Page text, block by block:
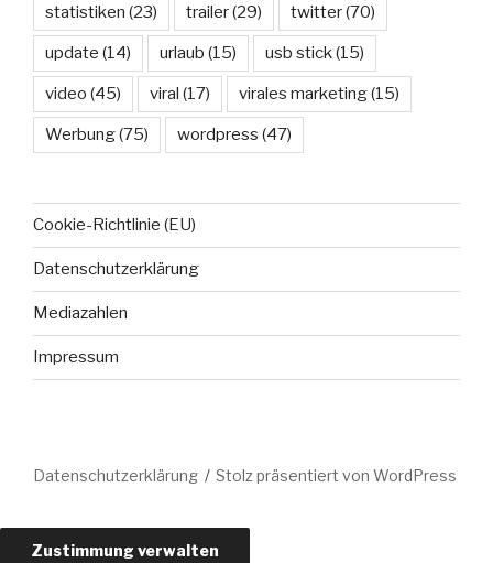
statistiken (23) trailer(29) twitter(70)
update (14) urlaub (15) usb stick(15)
video (45) viral (17) virales marketing(15)
Werbung(75) wordpress (47)
Cookie-Richtlinie (EU)
Datenschutzerklärung
Mediazahlen
Impressum
Datenschutzerklärung Stolz präsentiert von WordPress
Zustimmung verwalten